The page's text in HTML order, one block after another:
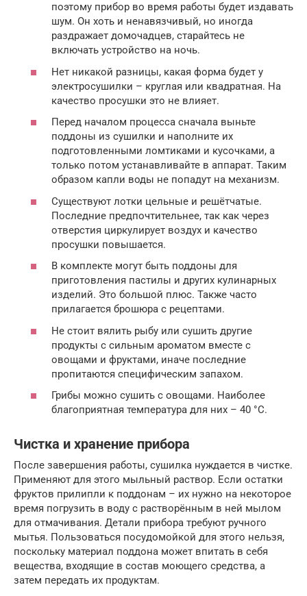
поэтому прибор во время работы будет издавать
шум. Он хоть и ненавязчивый, но иногда
раздражает домочадцев, старайтесь не
включать устройство на ночь.
Нет никакой разницы, какая форма будет у
электросушилки – круглая или квадратная. На
качество просушки это не влияет.
Перед началом процесса сначала выньте
поддоны из сушилки и наполните их
подготовленными ломтиками и кусочками, а
только потом устанавливайте в аппарат. Таким
образом капли воды не попадут на механизм.
Существуют лотки цельные и решётчатые.
Последние предпочтительнее, так как через
отверстия циркулирует воздух и качество
просушки повышается.
В комплекте могут быть поддоны для
приготовления пастилы и других кулинарных
изделий. Это большой плюс. Также часто
прилагается брошюра с рецептами.
Не стоит вялить рыбу или сушить другие
продукты с сильным ароматом вместе с
овощами и фруктами, иначе последние
пропитаются специфическим запахом.
Грибы можно сушить с овощами. Наиболее
благоприятная температура для них – 40 °С.
Чистка и хранение прибора
После завершения работы, сушилка нуждается в чистке.
Применяют для этого мыльный раствор. Если остатки
фруктов прилипли к поддонам – их нужно на некоторое
время погрузить в воду с растворённым в ней мылом
для отмачивания. Детали прибора требуют ручного
мытья. Пользоваться посудомойкой для этого нельзя,
поскольку материал поддона может впитать в себя
вещества, входящие в состав моющего средства, а
затем передать их продуктам.